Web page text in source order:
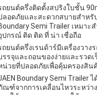
ถยนต์ครึ่งติดตั้งสปริงใบชั้น
ลอดภัยและสะดวกสบายสําหรั
Semi Trailer เหมา
ปกรณ์ ติด ติด ที่ น่า เชื่อถือ
ถยนต์ครึ่งเรนด้าร์มีเครื่องวา
รรจุและถอนของง่ายและรวดเ
น่วยที่ปลอดภัยเพื่อคุ้มครองสิน
Boundary Semi
ณฑ์จากการเคลื่อนไหวระหว่า